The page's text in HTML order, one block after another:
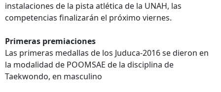
instalaciones de la pista atlética de la UNAH, las
competencias finalizarán el próximo viernes.
Primeras premiaciones
Las primeras medallas de los Juduca-2016 se dieron en
la modalidad de POOMSAE de la disciplina de
Taekwondo, en masculino